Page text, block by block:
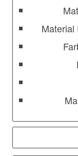
Material